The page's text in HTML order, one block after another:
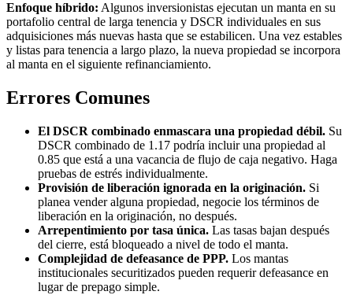
Enfoque híbrido: Algunos inversionistas ejecutan un manta en su
portafolio central de larga tenencia y DSCR individuales en sus
adquisiciones más nuevas hasta que se estabilicen. Una vez estables
y listas para tenencia a largo plazo, la nueva propiedad se incorpora
al manta en el siguiente refinanciamiento.
Errores Comunes
El DSCR combinado enmascara una propiedad débil. Su
DSCR combinado de 1.17 podría incluir una propiedad al
0.85 que está a una vacancia de flujo de caja negativo. Haga
pruebas de estrés individualmente.
Provisión de liberación ignorada en la originación. Si
planea vender alguna propiedad, negocie los términos de
liberación en la originación, no después.
Arrepentimiento por tasa única. Las tasas bajan después
del cierre, está bloqueado a nivel de todo el manta.
Complejidad de defeasance de PPP. Los mantas
institucionales securitizados pueden requerir defeasance en
lugar de prepago simple.